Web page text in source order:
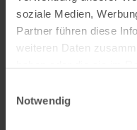
soziale Medien,
Partner führen diese
weiteren Daten
Notwendig
erbij!
Wij kijken uit naar
De toegang is zoals